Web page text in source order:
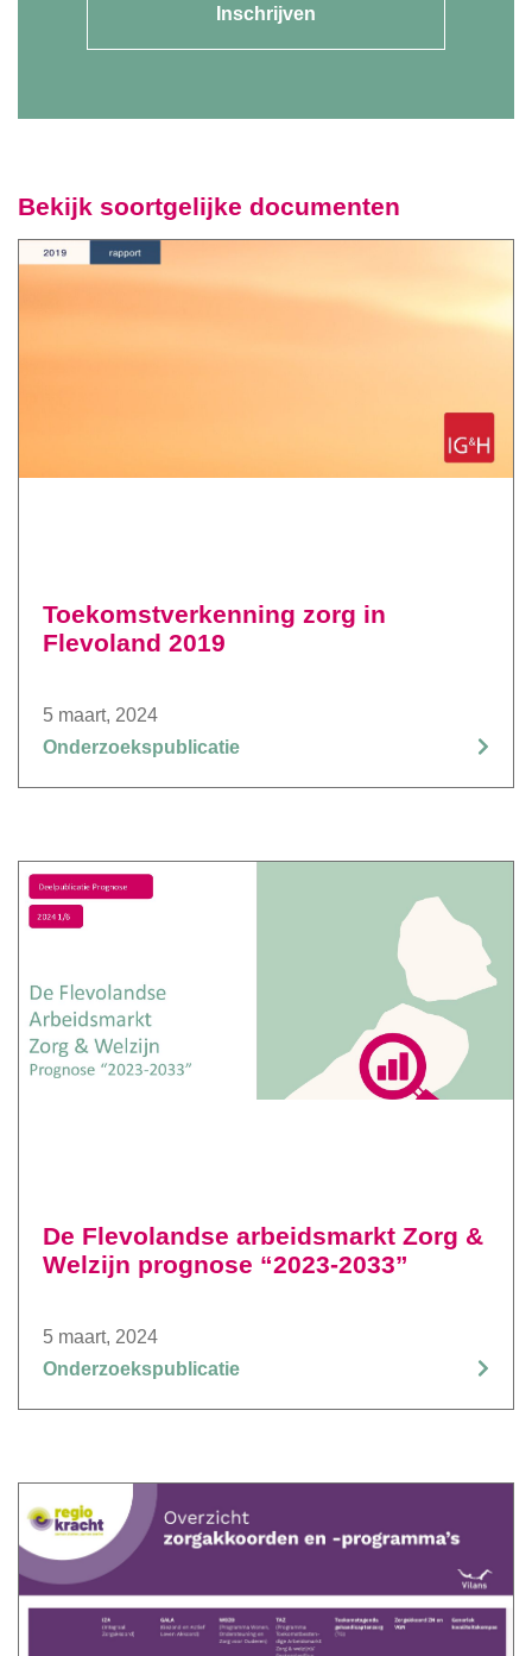
Inschrijven
Bekijk soortgelijke documenten
Toekomstverkenning zorg in
Flevoland 2019
5 maart, 2024
Onderzoekspublicatie
De Flevolandse arbeidsmarkt Zorg &
Welzijn prognose “2023-2033”
5 maart, 2024
Onderzoekspublicatie